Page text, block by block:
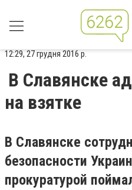
12:29, 27 грудня 2016 р.
В Славянске
на взятке
В Славянске
безопасности
прокуратурой